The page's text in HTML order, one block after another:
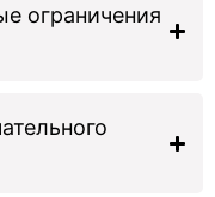
ограничения